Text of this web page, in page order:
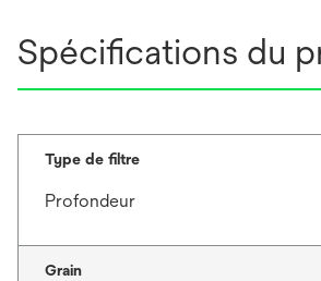
Spécifications du
Type de filtre
Profondeur
Grain